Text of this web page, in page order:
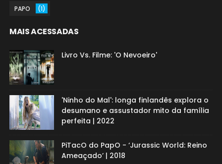
PAPO (1)
MAIS ACESSADAS
Livro Vs. Filme: 'O Nevoeiro'
'Ninho do Mal': longa finlandês explora o
desumano e assustador mito da família
perfeita | 2022
PiTacO do PapO - ‘Jurassic World: Reino
Ameaçado’ | 2018